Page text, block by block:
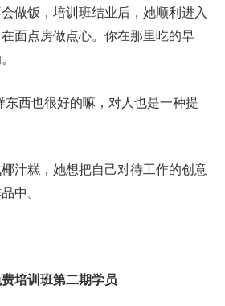
饭，培训班结业后，她顺利进入
面点房做点心。你在那里吃的早
西也很好的嘛，对人也是一种提
糕，她想把自己对待工作的创意
中。
培训班第二期学员